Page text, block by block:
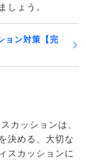
しょう。
ョン対策【完
カッションは、
決める、大切な
スカッションに